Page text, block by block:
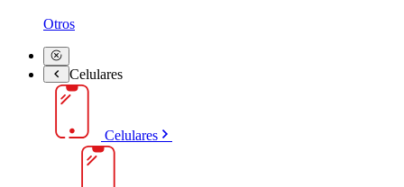
Otros
Celulares
Celulares